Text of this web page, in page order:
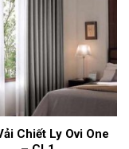
Chiết Ly Ovi One